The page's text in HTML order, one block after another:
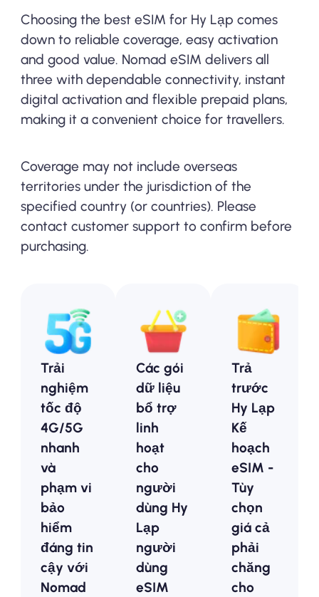
Choosing the best eSIM for Hy Lạp comes
down to reliable coverage, easy activation
and good value. Nomad eSIM delivers all
three with dependable connectivity, instant
digital activation and flexible prepaid plans,
making it a convenient choice for travellers.
Coverage may not include overseas
territories under the jurisdiction of the
specified country (or countries). Please
contact customer support to confirm before
purchasing.
Trải
nghiệm
tốc độ
4G/5G
nhanh
và
phạm vi
bảo
hiểm
đáng tin
cậy với
Nomad
Các gói
dữ liệu
bổ trợ
linh
hoạt
cho
người
dùng Hy
Lạp
người
dùng
eSIM
Trả
trước
Hy Lạp
Kế
hoạch
eSIM -
Tùy
chọn
giá cả
phải
chăng
cho